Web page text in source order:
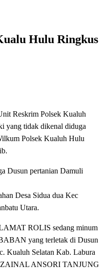
Hulu Ringkus
Reskrim Polsek Kualuh
yang tidak dikenal diduga
Polsek Kualuh Hulu
Dusun pertanian Damuli
Desa Sidua dua Kec
Utara.
ROLIS sedang minum
yang terletak di Dusun
Kualuh Selatan Kab. Labura
ZAINAL ANSORI TANJUNG